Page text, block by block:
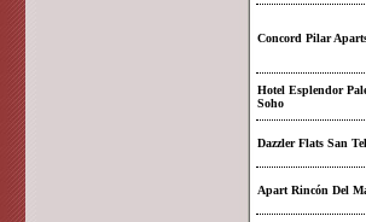
Concord Pilar
Hotel Esplendor
Soho
Dazzler Flats San
Apart Rincón Del